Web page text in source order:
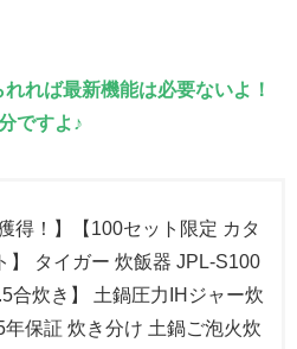
れば最新機能は必要ないよ！
ですよ♪
得！】【100セット限定 カタ
】 タイガー 炊飯器 JPL-S100
合炊き】 土鍋圧力IHジャー炊
保証 炊き分け 土鍋ご泡火炊